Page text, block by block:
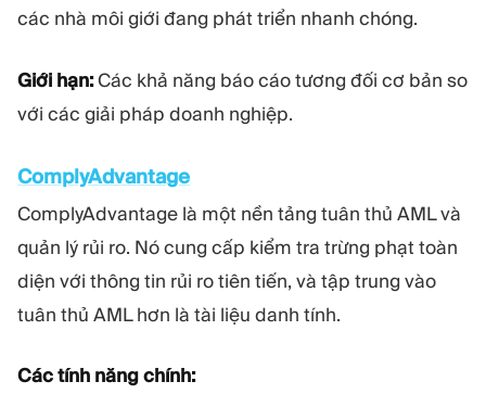
các nhà môi giới đang phát triển nhanh chóng.
Giới hạn:Các khả năng báo cáo tương đối cơ bản so
với các giải pháp doanh nghiệp.
ComplyAdvantage
ComplyAdvantage là một nền tảng tuân thủ AML và
quản lý rủi ro. Nó cung cấp kiểm tra trừng phạt toàn
diện với thông tin rủi ro tiên tiến, và tập trung vào
tuân thủ AML hơn là tài liệu danh tính.
Các tính năng chính: